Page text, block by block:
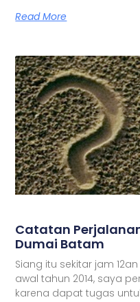
Read More
Catatan
Dumai Batam
Siang itu sekitar jam
awal tahun 2014, saya
karena dapat tugas